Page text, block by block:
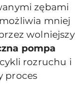
zębami
mniej
wolniejszy
pompa
rozruchu i
proces